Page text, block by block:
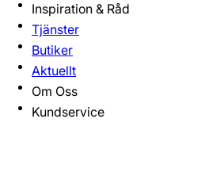
Inspiration & Råd
Tjänster
Butiker
Aktuellt
Om Oss
Kundservice